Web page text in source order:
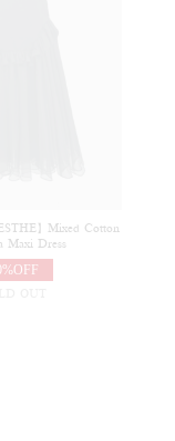
】Mixed Cotton
Maxi Dress